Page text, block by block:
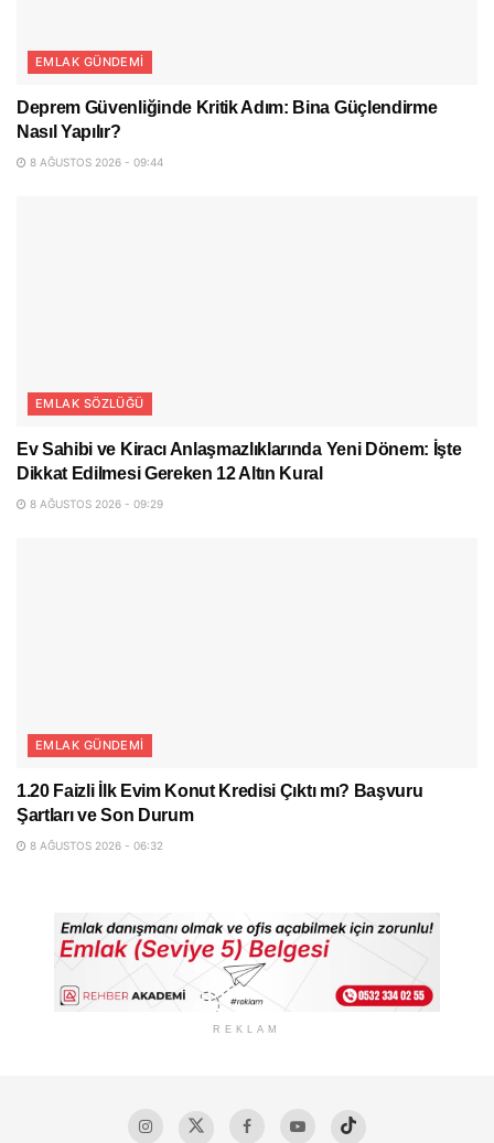
EMLAK GÜNDEMI
Deprem Güvenliğinde Kritik Adım: Bina Güçlendirme
Nasıl Yapılır?
8 AĞUSTOS 2026 - 09:44
EMLAK SÖZLÜĞÜ
Ev Sahibi ve Kiracı Anlaşmazlıklarında Yeni Dönem: İşte
Dikkat Edilmesi Gereken 12 Altın Kural
8 AĞUSTOS 2026 - 09:29
EMLAK GÜNDEMI
1.20 Faizli İlk Evim Konut Kredisi Çıktı mı? Başvuru
Şartları ve Son Durum
8 AĞUSTOS 2026 - 06:32
REKLAM